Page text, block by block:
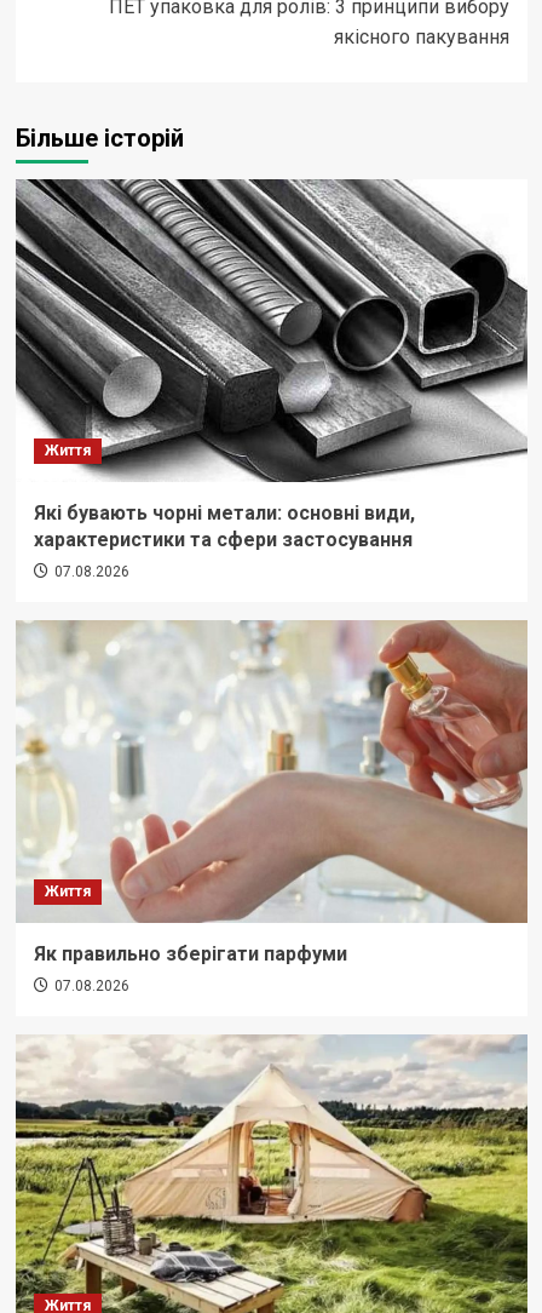
ПЕТ упаковка для ролів: 3 принципи вибору
якісного пакування
Більше історій
Життя
Які бувають чорні метали: основні види,
характеристики та сфери застосування
07.08.2026
Життя
Як правильно зберігати парфуми
07.08.2026
Життя